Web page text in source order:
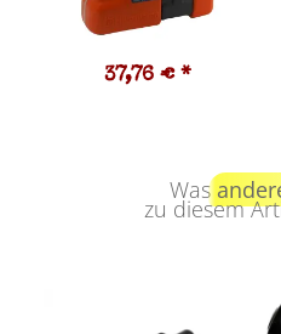
37,76 € *
Was
zu diesem